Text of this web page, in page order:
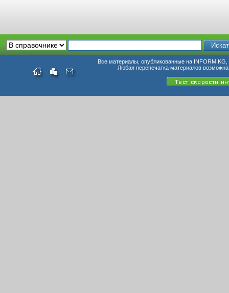
Все материалы, опубликованные на INFORM.KG,
Любая перепечатка материалов